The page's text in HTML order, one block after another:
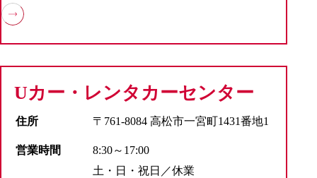
Uカー・レンタカーセンター
住所 〒761-8084 高松市一宮町1431番地1
営業時間
8:30～17:00
土・日・祝日／休業